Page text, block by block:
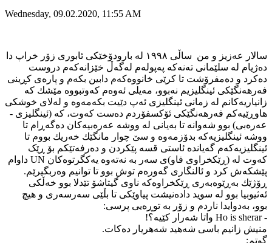
Wednesday, 09.02.2020, 11:55 AM
سالار عەزیز و من ساڵی ۱۹۹٨ لە بارودۆخێکی ئابوری زۆر خراپ دا
دەژیام لە سلێمانی تەنەکە پەپولەم لەگەڵ خێزانەکەم دروست
دەکرد و دەمفرۆشت تا کرێی خانووەکەم دابین بکەم و پارەی کڕینی
فەرهەنگێکی ئینگلیزیم نەبوو، مەیلی ئەوەم کەوتبووە مێشك کە
زانیاریەکانم لە زمانی ئینگلیزی ئەپ دێیت بکەمەوە و لەلای خوشکی
هاوڕێیەکم فەرهەنگێکی ئۆکسفۆردم دەست کەوت، کە (ئینگلیزی -
عەرەبی) بوو شەوانە تا بەیانی لە ووشە عەرەبیەکان دەگەڕام تا
ووشە ئینگلیزیەکە بدۆزمەوە و سێ چوار مانگێك خەریك بووم تا
ئینگلیزیەکەم گەیاندە ئاستی قسە پێکردن و دەرفەتێکم بۆ ڕێک
کەوت لە (ڕێکخراوی فاو)ی سەر بە نەتەوە یەکگرتوەکان UN داوام
پێشکەش کرد و ئالنگاری گەورەم توش بوو تا توانیم وەربگیرێم.
ڕۆژێك بەڕێوەبەری ڕێکخراوەکە ناوی گیتاشۆ تێدلا بوو خەڵکی
ئەثیوبیا بوو لە سوید دادەنیشت پیاوێکی تا بڵێی سەرسەری و هیچ
بوو، بەدوایدا ناردم و زۆر بە توڕەیی پرسی:
- Ho is sherar واتا شەرار کێیە؟!
منیش زانیم باسی شەهید شەهریار دەکات.
گوتم: